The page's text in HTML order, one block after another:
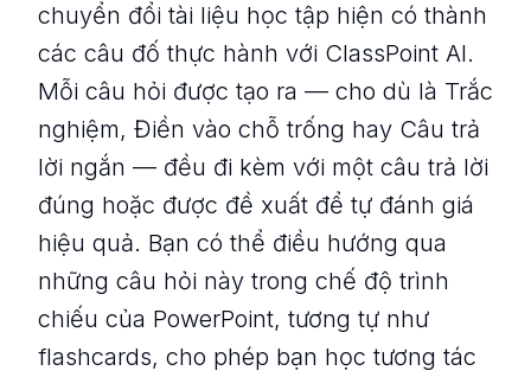
chuyển đổi tài liệu học tập hiện có thành
các câu đố thực hành với ClassPoint AI.
Mỗi câu hỏi được tạo ra — cho dù là Trắc
nghiệm, Điền vào chỗ trống hay Câu trả
lời ngắn — đều đi kèm với một câu trả lời
đúng hoặc được đề xuất để tự đánh giá
hiệu quả. Bạn có thể điều hướng qua
những câu hỏi này trong chế độ trình
chiếu của PowerPoint, tương tự như
flashcards, cho phép bạn học tương tác